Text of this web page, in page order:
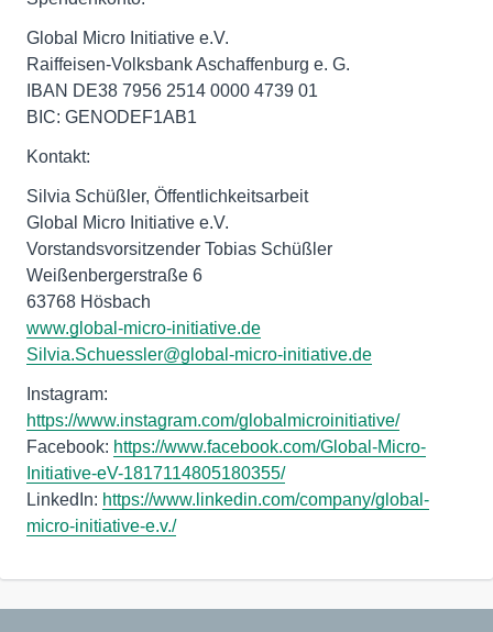
Global Micro Initiative e.V.
Raiffeisen-Volksbank Aschaffenburg e. G.
IBAN DE38 7956 2514 0000 4739 01
BIC: GENODEF1AB1
Kontakt:
Silvia Schüßler, Öffentlichkeitsarbeit
Global Micro Initiative e.V.
Vorstandsvorsitzender Tobias Schüßler
Weißenbergerstraße 6
www.global-micro-initiative.de
Silvia.Schuessler@global-micro-initiative.de
Instagram:
https://www.instagram.com/globalmicroinitiative/
Facebook: https://www.facebook.com/Global-Micro-
Initiative-eV-1817114805180355/
LinkedIn: https://www.linkedin.com/company/global-
micro-initiative-e.v./